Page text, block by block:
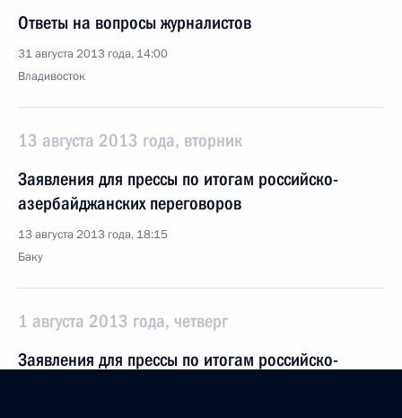
Ответы на вопросы журналистов
31 августа 2013 года, 14:00
Владивосток
13 августа 2013 года, вторник
Заявления для прессы по итогам российско-
азербайджанских переговоров
13 августа 2013 года, 18:15
Баку
1 августа 2013 года, четверг
Заявления для прессы по итогам российско-